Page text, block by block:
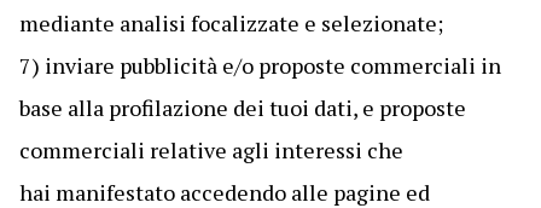
mediante analisi focalizzate e selezionate;
7) inviare pubblicità e/o proposte commerciali in
base alla profilazione dei tuoi dati, e proposte
commerciali relative agli interessi che
hai manifestato accedendo alle pagine ed